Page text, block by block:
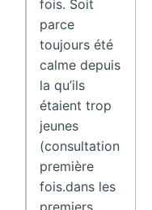
fois. Soit
parce
toujours été
calme depuis
la qu’ils
étaient trop
jeunes
(consultation
première
fois.dans les
premiers